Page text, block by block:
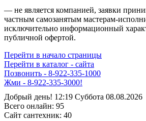
— не является компанией, заявки
частным самозанятым
исключительно информационный
публичной офертой.
Перейти в начало страницы
Перейти в каталог - сайта
Позвонить - 8-922-335-1000
Жми - 8-922-335-3000!
Добрый день! 12:19 Суббота 08.08.2026
Всего онлайн: 95
Сайт cантехник: 40